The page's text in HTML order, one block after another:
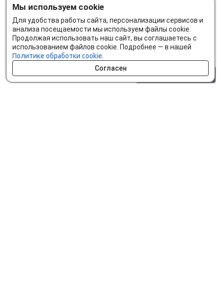
Мы используем cookie
Для удобства работы сайта, персонализации сервисов и
анализа посещаемости мы используем файлы cookie.
Продолжая использовать наш сайт, вы соглашаетесь с
использованием файлов cookie. Подробнее — в нашей
Политике обработки cookie.
Согласен